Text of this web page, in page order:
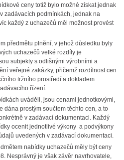
ceny totiž bylo možné získat jednak
zadávacích podmínkách, jednak na
každý z uchazečů měl možnost provést
předmětu plnění, v jehož důsledku byly
uchazečů velké rozdíly je
subjekty s odlišnými výrobními a
veřejné zakázky, přičemž rozdílnost cen
tržního prostředí a dokladem
řízení.
uváděli, jsou cenami jednotkovými,
dána prostým součtem těchto cen, a to
v zadávací dokumentaci. Každý
ocenit jednotlivé výkony a podvýkony
uvedených v zadávací dokumentaci.
nabídky uchazečů měly být ceny
Nesprávný je však závěr navrhovatele,